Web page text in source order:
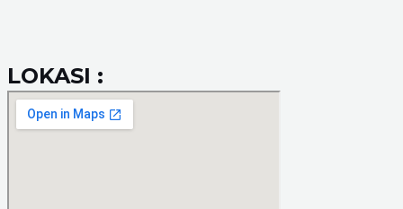
LOKASI :